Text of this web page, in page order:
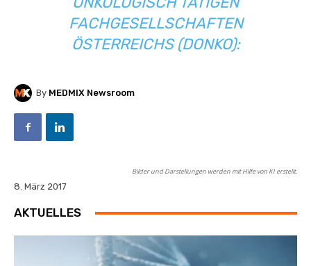
FACHGESELLSCHAFTEN
ÖSTERREICHS(DONKO):
By MEDMIX Newsroom
Bilder und Darstellungen werden mit Hilfe von KI erstellt.
8. März 2017
AKTUELLES